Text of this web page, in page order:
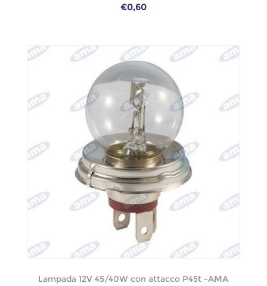
€0,60
Lampada 12V 45/40W con attacco P45t -AMA